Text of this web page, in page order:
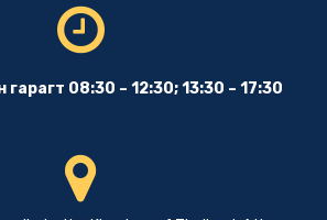
08:30 – 12:30; 13:30 – 17:30